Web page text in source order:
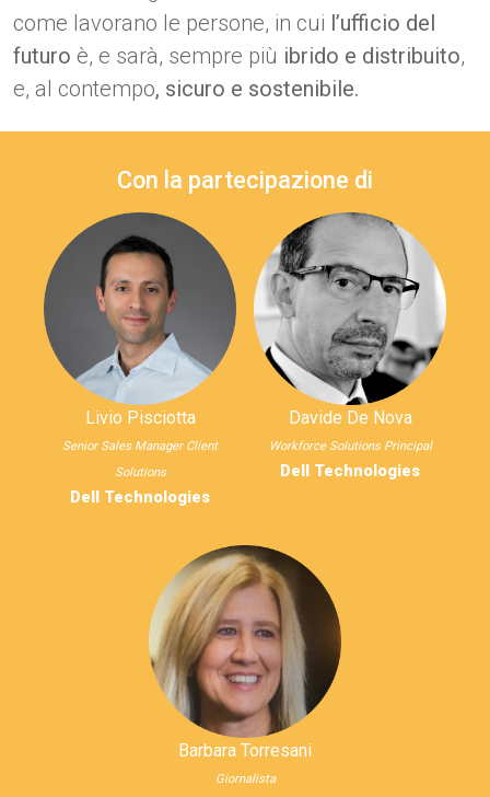
come lavorano le persone, in cui l’ufficio del
futuro è, e sarà, sempre più ibrido e distribuito,
e, al contempo, sicuro e sostenibile.
Con la partecipazione di
Livio Pisciotta
Senior Sales Manager Client
Solutions
Dell Technologies
Davide De Nova
Workforce Solutions Principal
Dell Technologies
Barbara Torresani
Giornalista